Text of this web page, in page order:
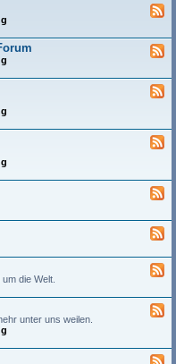
die Welt.
unter uns weilen.